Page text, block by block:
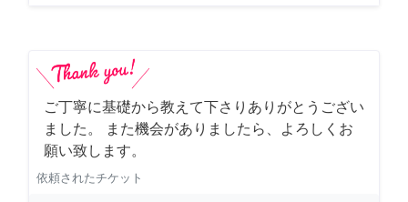
ご丁寧に基礎から教えて下さりありがとうござい
ました。 また機会がありましたら、よろしくお
願い致します。
依頼されたチケット